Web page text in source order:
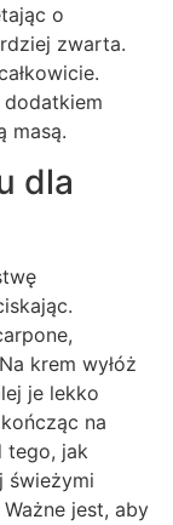
o
zwarta.
masą.
dla
krem wyłóż
je lekko
na
tego, jak
świeżymi
jest, aby